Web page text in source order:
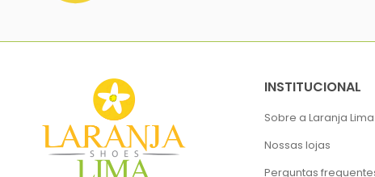
INSTITUCIONAL
Sobre a Laranja
Nossas lojas
Perguntas